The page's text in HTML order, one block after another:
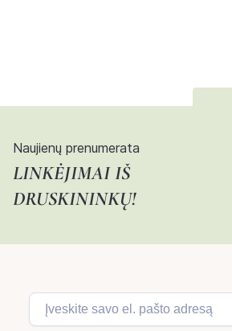
Naujienų prenumerata
LINKĖJIMAI IŠ
DRUSKININKŲ!